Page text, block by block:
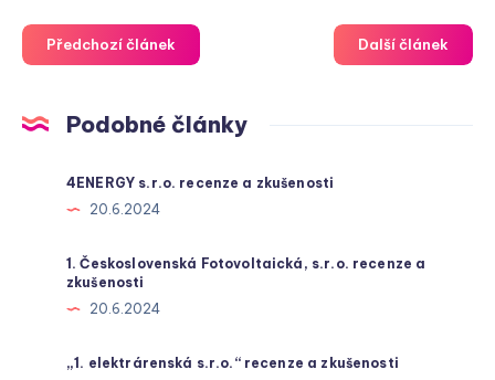
Předchozí článek Další článek
Podobné články
4ENERGY s.r.o. recenze a zkušenosti
20.6.2024
1. Československá Fotovoltaická, s.r.o. recenze a
zkušenosti
20.6.2024
„1. elektrárenská s.r.o.“ recenze a zkušenosti